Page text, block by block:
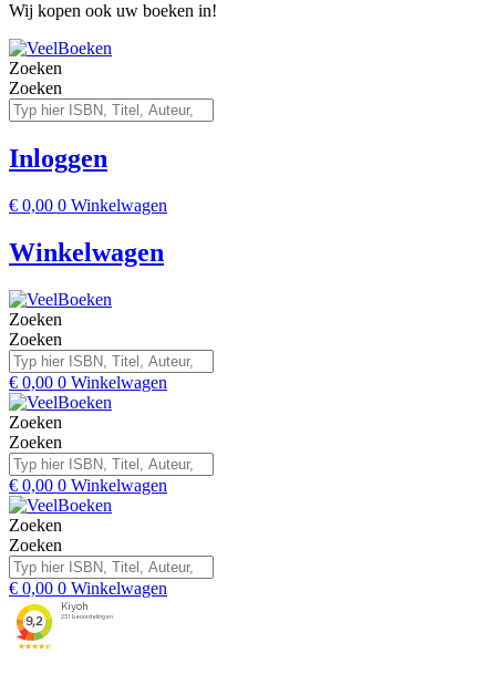
Wij kopen ook uw boeken in!
Zoeken
Zoeken
Inloggen
€ 0,00 0 Winkelwagen
Winkelwagen
Zoeken
Zoeken
€ 0,00 0 Winkelwagen
Zoeken
Zoeken
€ 0,00 0 Winkelwagen
Zoeken
Zoeken
€ 0,00 0 Winkelwagen